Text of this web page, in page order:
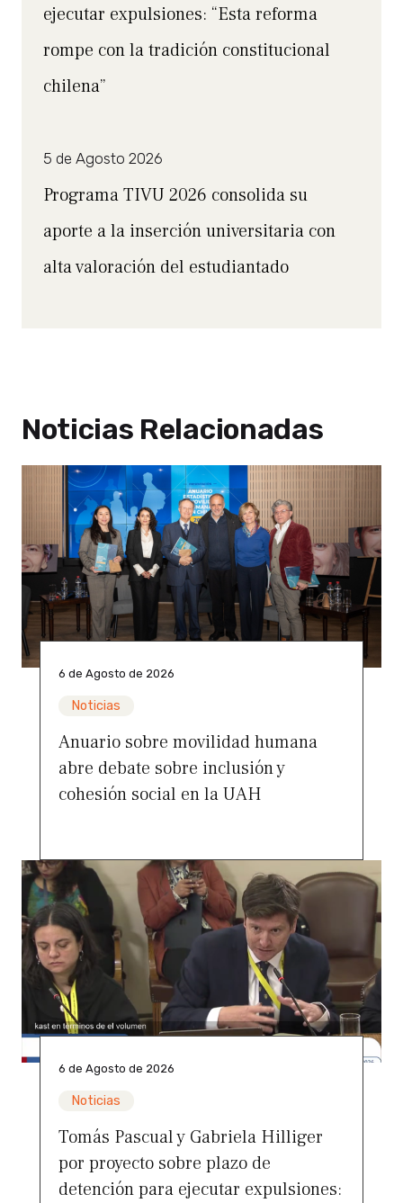
ejecutar expulsiones: “Esta reforma
rompe con la tradición constitucional
chilena”
5 de Agosto 2026
Programa TIVU 2026 consolida su
aporte a la inserción universitaria con
alta valoración del estudiantado
Noticias Relacionadas
6 de Agosto de 2026
Noticias
Anuario sobre movilidad humana
abre debate sobre inclusión y
cohesión social en la UAH
6 de Agosto de 2026
Noticias
Tomás Pascual y Gabriela Hilliger
por proyecto sobre plazo de
detención para ejecutar expulsiones: